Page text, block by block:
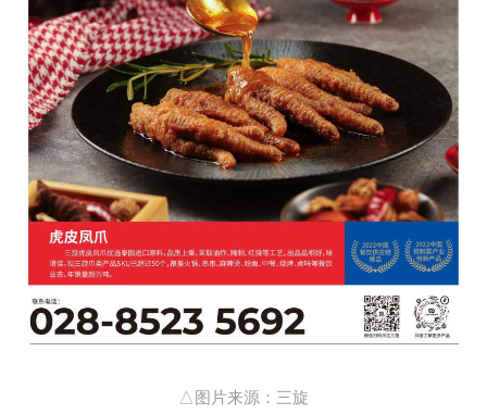
△图片来源：三旋